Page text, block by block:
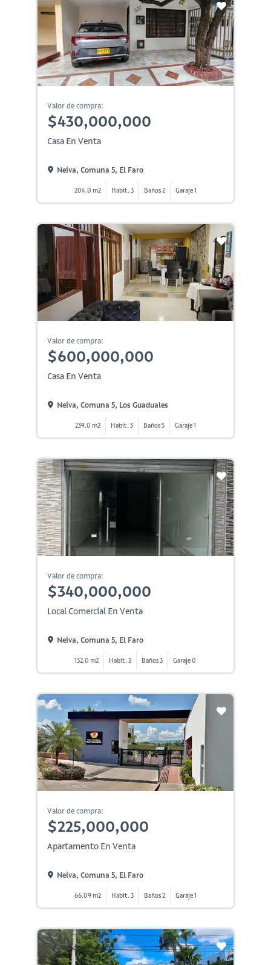
Valor de compra:
$430,000,000
Casa En Venta
Neiva, Comuna 5, El Faro
204.0 m2 Habit. 3 Baños 2 Garaje 1
Valor de compra:
$600,000,000
Casa En Venta
Neiva, Comuna 5, Los Guaduales
239.0 m2 Habit. 3 Baños 5 Garaje 1
Valor de compra:
$340,000,000
Local Comercial En Venta
Neiva, Comuna 5, El Faro
132.0 m2 Habit. 2 Baños 3 Garaje 0
Valor de compra:
$225,000,000
Apartamento En Venta
Neiva, Comuna 5, El Faro
66.09 m2 Habit. 3 Baños 2 Garaje 1